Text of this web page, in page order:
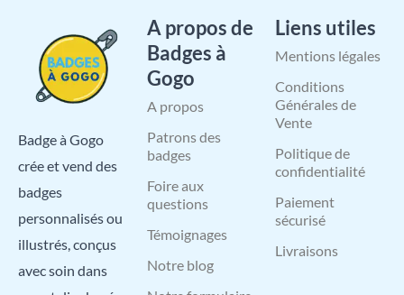
Badge à Gogo
crée et vend des
badges
personnalisés ou
illustrés, conçus
avec soin dans
A propos de
Badges à
Gogo
A propos
Patrons des
badges
Foire aux
questions
Témoignages
Notre blog
Liens utiles
Mentions légales
Conditions
Générales de
Vente
Politique de
confidentialité
Paiement
sécurisé
Livraisons